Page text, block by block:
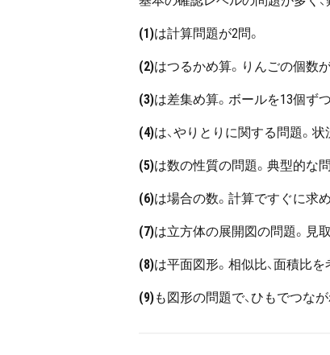
(1)は計算問題が2問。
(2)はつるかめ算。りんごの個数
(3)は差集め算。ボールを13個ず
(4)は、やりとりに関する問題。
(5)は数の性質の問題。典型的な
(6)は場合の数。計算ですぐに求
(7)は立方体の展開図の問題。見
(8)は平面図形。相似比、面積比
(9)も図形の問題で、ひもでつな